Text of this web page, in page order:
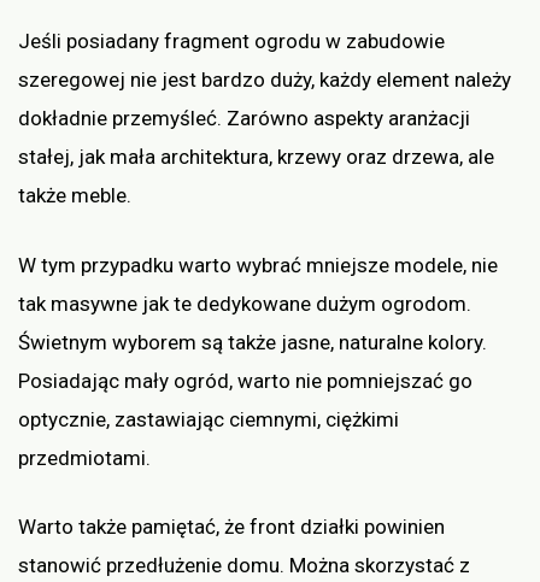
Jeśli posiadany fragment ogrodu w zabudowie
szeregowej nie jest bardzo duży, każdy element należy
dokładnie przemyśleć. Zarówno aspekty aranżacji
stałej, jak mała architektura, krzewy oraz drzewa, ale
także meble.
W tym przypadku warto wybrać mniejsze modele, nie
tak masywne jak te dedykowane dużym ogrodom.
Świetnym wyborem są także jasne, naturalne kolory.
Posiadając mały ogród, warto nie pomniejszać go
optycznie, zastawiając ciemnymi, ciężkimi
przedmiotami.
Warto także pamiętać, że front działki powinien
stanowić przedłużenie domu. Można skorzystać z